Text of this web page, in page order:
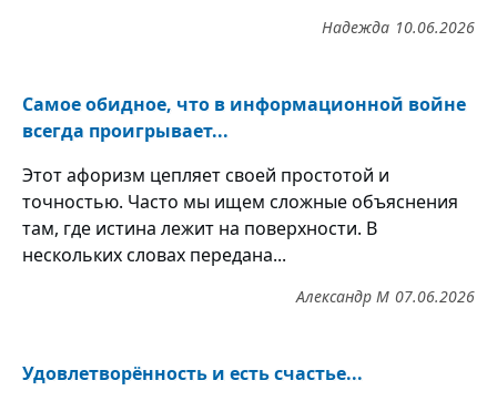
10.06.2026
Надежда
Самое обидное, что в информационной войне
всегда проигрывает...
Этот афоризм цепляет своей простотой и
точностью. Часто мы ищем сложные объяснения
там, где истина лежит на поверхности. В
нескольких словах передана...
07.06.2026
Александр М
Удовлетворённость и есть счастье...